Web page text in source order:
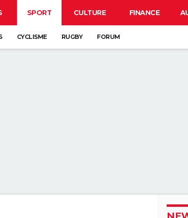
SPORT CULTURE FINANCE
CYCLISME RUGBY FORUM